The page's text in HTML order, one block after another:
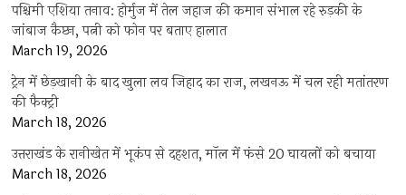
पश्चिमी एशिया तनाव: होर्मुज में तेल जहाज की कमान संभाल रहे रुड़की के
जांबाज कैप्टन, पत्नी को फोन पर बताए हालात
March 19, 2026
ट्रेन में छेड़खानी के बाद खुला लव जिहाद का राज, लखनऊ में चल रही मतांतरण
की फैक्ट्री
March 18, 2026
उत्तराखंड के रानीखेत में भूकंप से दहशत, मॉल में फंसे 20 घायलों को बचाया
March 18, 2026